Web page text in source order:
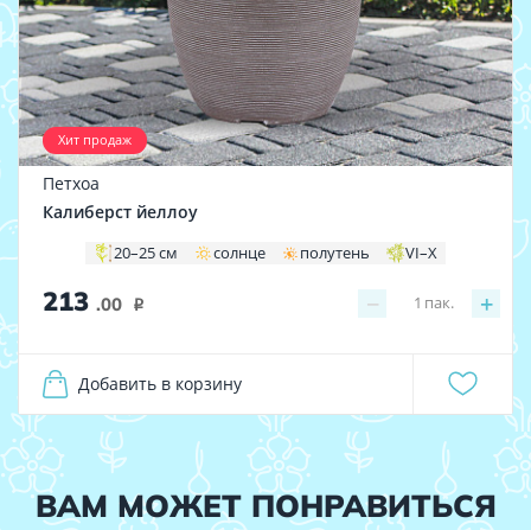
Хит продаж
Петхоа
Калиберст йеллоу
20–25 см солнце полутень VI–X
213 .00 i − +
1 пак.
Добавить в корзину
ВАМ МОЖЕТ ПОНРАВИТЬСЯ